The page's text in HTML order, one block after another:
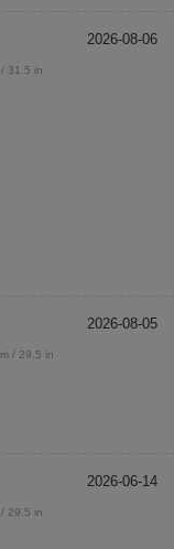
2026-08-06
31.5 in
2026-08-05
/ 29.5 in
2026-06-14
29.5 in